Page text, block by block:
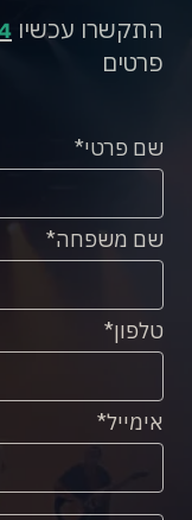
התקשרו עכשיו
פרטים
שם פרטי
שם משפחה
טלפון
אימייל